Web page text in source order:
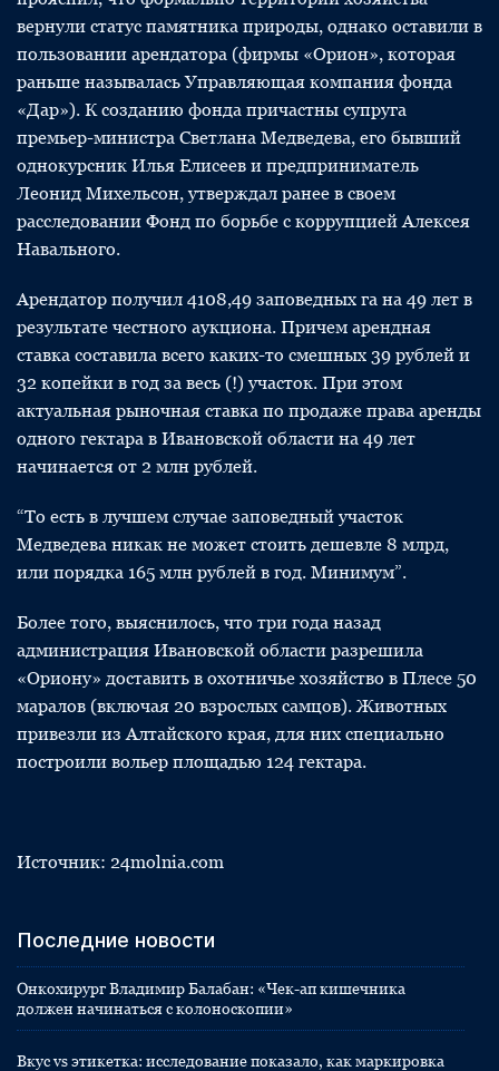
вернули статус памятника природы, однако оставили в
пользовании арендатора (фирмы «Орион», которая
раньше называлась Управляющая компания фонда
«Дар»). К созданию фонда причастны супруга
премьер-министра Светлана Медведева, его бывший
однокурсник Илья Елисеев и предприниматель
Леонид Михельсон, утверждал ранее в своем
расследовании Фонд по борьбе с коррупцией Алексея
Навального.
Арендатор получил 4108,49 заповедных га на 49 лет в
результате честного аукциона. Причем арендная
ставка составила всего каких-то смешных 39 рублей и
32 копейки в год за весь (!) участок. При этом
актуальная рыночная ставка по продаже права аренды
одного гектара в Ивановской области на 49 лет
начинается от 2 млн рублей.
“То есть в лучшем случае заповедный участок
Медведева никак не может стоить дешевле 8 млрд,
или порядка 165 млн рублей в год. Минимум”.
Более того, выяснилось, что три года назад
администрация Ивановской области разрешила
«Ориону» доставить в охотничье хозяйство в Плесе 50
маралов (включая 20 взрослых самцов). Животных
привезли из Алтайского края, для них специально
построили вольер площадью 124 гектара.
Источник: 24molnia.com
Последние новости
Онкохирург Владимир Балабан: «Чек-ап кишечника
должен начинаться с колоноскопии»
Вкус vs этикетка: исследование показало, как маркировка